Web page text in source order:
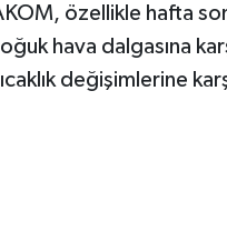
özellikle hafta
hava dalgasına
değişimlerine